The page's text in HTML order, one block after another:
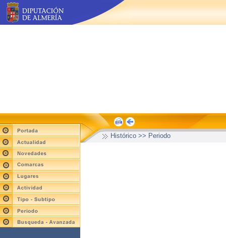
Histórico >> Periodo